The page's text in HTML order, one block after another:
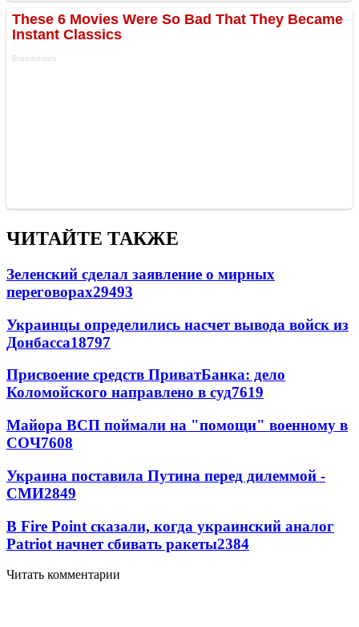
ЧИТАЙТЕ ТАКЖЕ
Зеленский сделал заявление о мирных
переговорах29493
Украинцы определились насчет вывода войск из
Донбасса18797
Присвоение средств ПриватБанка: дело
Коломойского направлено в суд7619
Майора ВСП поймали на "помощи" военному в
СОЧ7608
Украина поставила Путина перед дилеммой -
СМИ2849
В Fire Point сказали, когда украинский аналог
Patriot начнет сбивать ракеты2384
Читать комментарии